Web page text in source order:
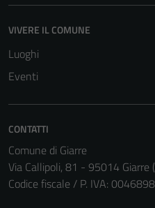
VIVERE IL COMUNE
Luoghi
Eventi
CONTATTI
Comune di Giarre
Via Callipoli, 81 - 95014 Giarre
Codice fiscale / P. IVA: